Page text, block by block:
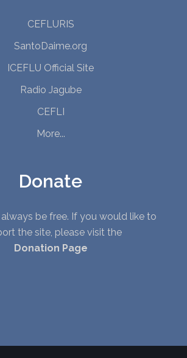
CEFLURIS
SantoDaime.org
ICEFLU Official Site
Radio Jagube
CEFLI
More...
Donate
be free. If you would like to
the site, please visit the
Donation Page